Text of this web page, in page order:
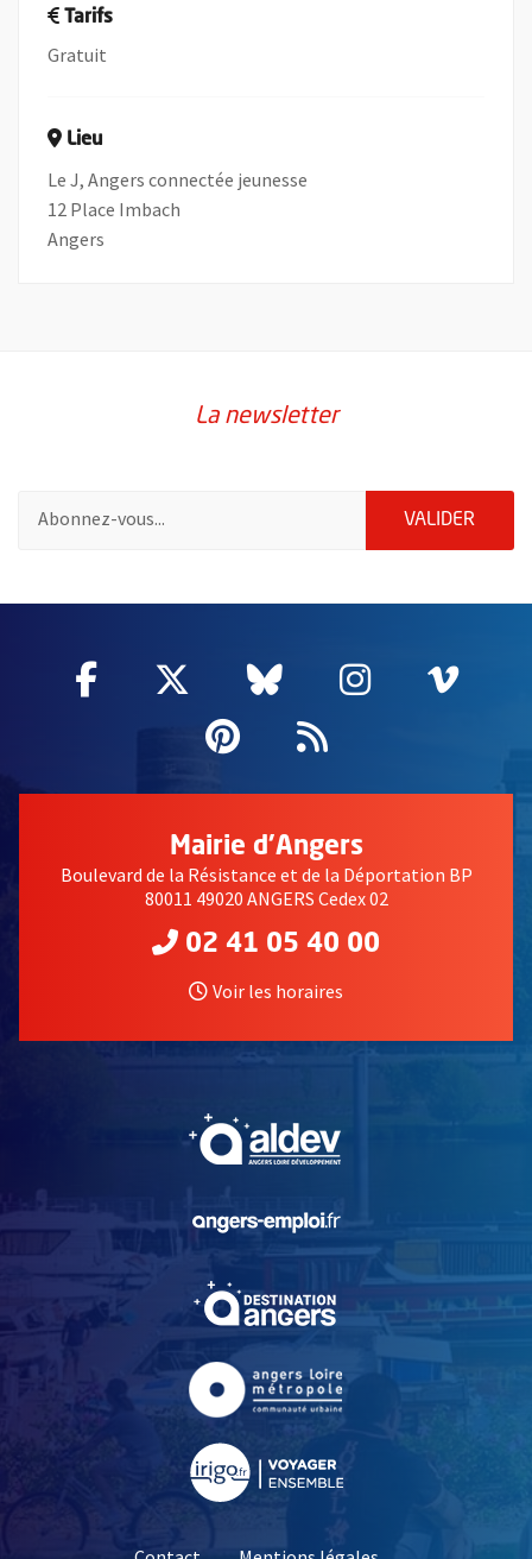
Tarifs
Gratuit
Lieu
Le J, Angers connectée jeunesse
12 Place Imbach
Angers
La newsletter
VALIDER
Facebook
, Ouvre une nouvelle fenêtre
Twitter
, Ouvre une nouvelle
Bluesky
, Ouvre une
Instagram
, Ouvre
,
Pinterest
, Ouvre une
Flux RSS
Mairie d'Angers
Boulevard de la Résistance et de la Déportation BP
80011 49020 ANGERS Cedex 02
02 41 05 40 00
Voir les horaires
, Ouvre une nouvelle
, Ouvre une nouvelle